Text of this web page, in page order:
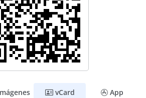
vCard App